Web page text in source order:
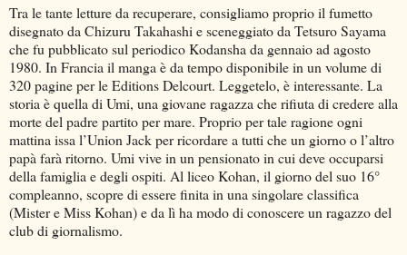
Tra le tante letture da recuperare, consigliamo proprio il fumetto
disegnato da Chizuru Takahashi e sceneggiato da Tetsuro Sayama
che fu pubblicato sul periodico Kodansha da gennaio ad agosto
1980. In Francia il manga è da tempo disponibile in un volume di
320 pagine per le Editions Delcourt. Leggetelo, è interessante. La
storia è quella di Umi, una giovane ragazza che rifiuta di credere alla
morte del padre partito per mare. Proprio per tale ragione ogni
mattina issa l’Union Jack per ricordare a tutti che un giorno o l’altro
papà farà ritorno. Umi vive in un pensionato in cui deve occuparsi
della famiglia e degli ospiti. Al liceo Kohan, il giorno del suo 16°
compleanno, scopre di essere finita in una singolare classifica
(Mister e Miss Kohan) e da lì ha modo di conoscere un ragazzo del
club di giornalismo.